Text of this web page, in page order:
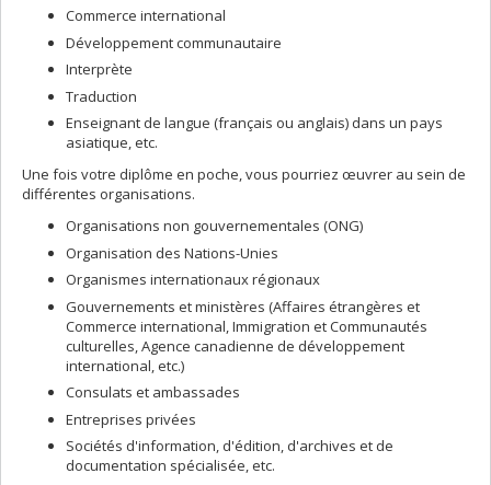
Commerce international
Développement communautaire
Interprète
Traduction
Enseignant de langue (français ou anglais) dans un pays
asiatique, etc.
Une fois votre diplôme en poche, vous pourriez œuvrer au sein de
différentes organisations.
Organisations non gouvernementales (ONG)
Organisation des Nations-Unies
Organismes internationaux régionaux
Gouvernements et ministères (Affaires étrangères et
Commerce international, Immigration et Communautés
culturelles, Agence canadienne de développement
international, etc.)
Consulats et ambassades
Entreprises privées
Sociétés d'information, d'édition, d'archives et de
documentation spécialisée, etc.